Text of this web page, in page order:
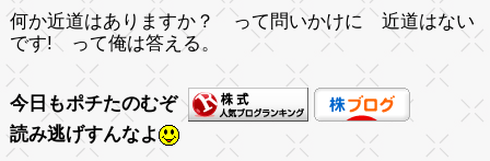
何か近道はありますか？ って問いかけに 近道はない
です! って俺は答える。
今日もポチたのむぞ
読み逃げすんなよ